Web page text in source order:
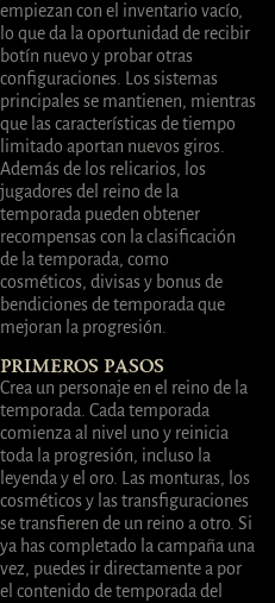
empiezan con el inventario vacío,
lo que da la oportunidad de recibir
botín nuevo y probar otras
configuraciones. Los sistemas
principales se mantienen, mientras
que las características de tiempo
limitado aportan nuevos giros.
Además de los relicarios, los
jugadores del reino de la
temporada pueden obtener
recompensas con la clasificación
de la temporada, como
cosméticos, divisas y bonus de
bendiciones de temporada que
mejoran la progresión.
PRIMEROS PASOS
Crea un personaje en el reino de la
temporada. Cada temporada
comienza al nivel uno y reinicia
toda la progresión, incluso la
leyenda y el oro. Las monturas, los
cosméticos y las transfiguraciones
se transfieren de un reino a otro. Si
ya has completado la campaña una
vez, puedes ir directamente a por
el contenido de temporada del